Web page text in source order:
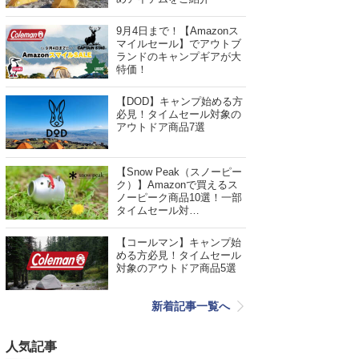
9月4日まで！【Amazonス
マイルセール】でアウトブ
ランドのキャンプギアが大
特価！
【DOD】キャンプ始める方
必見！タイムセール対象の
アウトドア商品7選
【Snow Peak（スノーピー
ク）】Amazonで買えるス
ノーピーク商品10選！一部
タイムセール対…
【コールマン】キャンプ始
める方必見！タイムセール
対象のアウトドア商品5選
新着記事一覧へ
人気記事